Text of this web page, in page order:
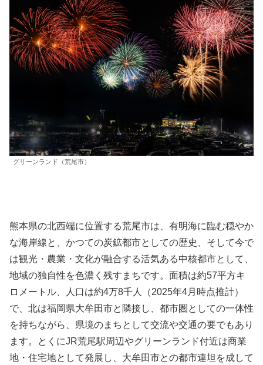
グリーンランド（荒尾市）
熊本県の北西端に位置する荒尾市は、有明海に臨む穏やか
な海岸線と、かつての炭鉱都市としての歴史、そして今で
は観光・農業・文化が融合する活気ある中核都市として、
地域の独自性を色濃く残すまちです。面積は約57平方キ
ロメートル、人口は約4万8千人（2025年4月時点推計）
で、北は福岡県大牟田市と隣接し、都市圏としての一体性
を持ちながら、県境のまちとして交流や交通の要でもあり
ます。とくにJR荒尾駅周辺やグリーンランド付近は商業
地・住宅地として発展し、大牟田市との都市連坦を成して